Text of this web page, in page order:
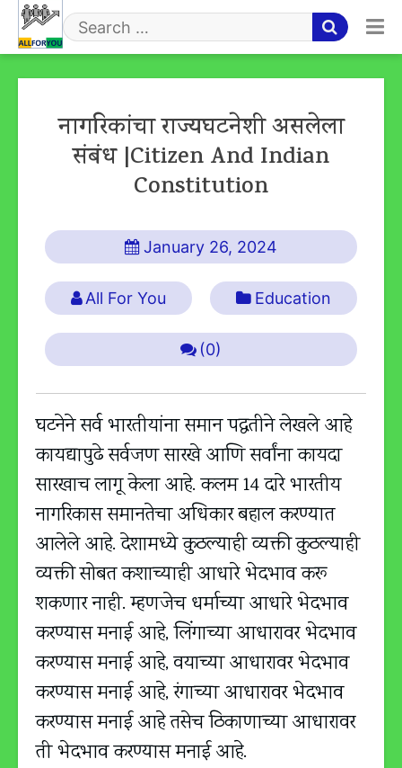
Skip
content
Search
नागरिकांचा राज्यघटनेशी असलेला
संबंध |citizen And Indian
Constitution
January 26, 2024
All For You Education
(0)
घटनेने सर्व भारतीयांना समान पद्धतीने लेखले आहे
कायद्यापुढे सर्वजण सारखे आणि सर्वांना कायदा
सारखाच लागू केला आहे. कलम 14 दारे भारतीय
नागरिकास समानतेचा अधिकार बहाल करण्यात
आलेले आहे. देशामध्ये कुठल्याही व्यक्ती कुठल्याही
व्यक्ती सोबत कशाच्याही आधारे भेदभाव करू
शकणार नाही. म्हणजेच धर्माच्या आधारे भेदभाव
करण्यास मनाई आहे, लिंगाच्या आधारावर भेदभाव
करण्यास मनाई आहे, वयाच्या आधारावर भेदभाव
करण्यास मनाई आहे, रंगाच्या आधारावर भेदभाव
करण्यास मनाई आहे तसेच ठिकाणाच्या आधारावर
ती भेदभाव करण्यास मनाई आहे.